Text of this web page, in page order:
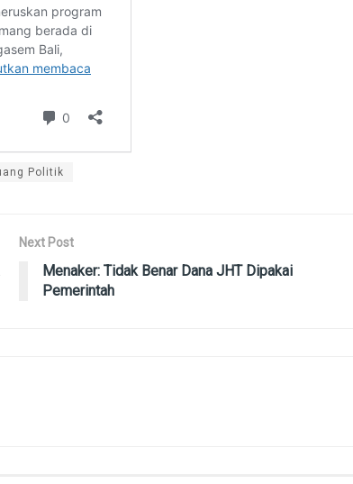
Politik
Next Post
Menaker: Tidak Benar Dana JHT Dipakai
Pemerintah